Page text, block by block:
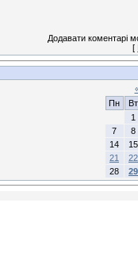
Додавати коментарі
[
Пн
Вт
1
7
8
14
15
21
22
28
29